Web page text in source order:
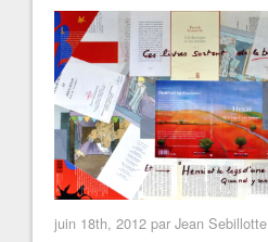
juin 18th, 2012 par Jean Sebillotte